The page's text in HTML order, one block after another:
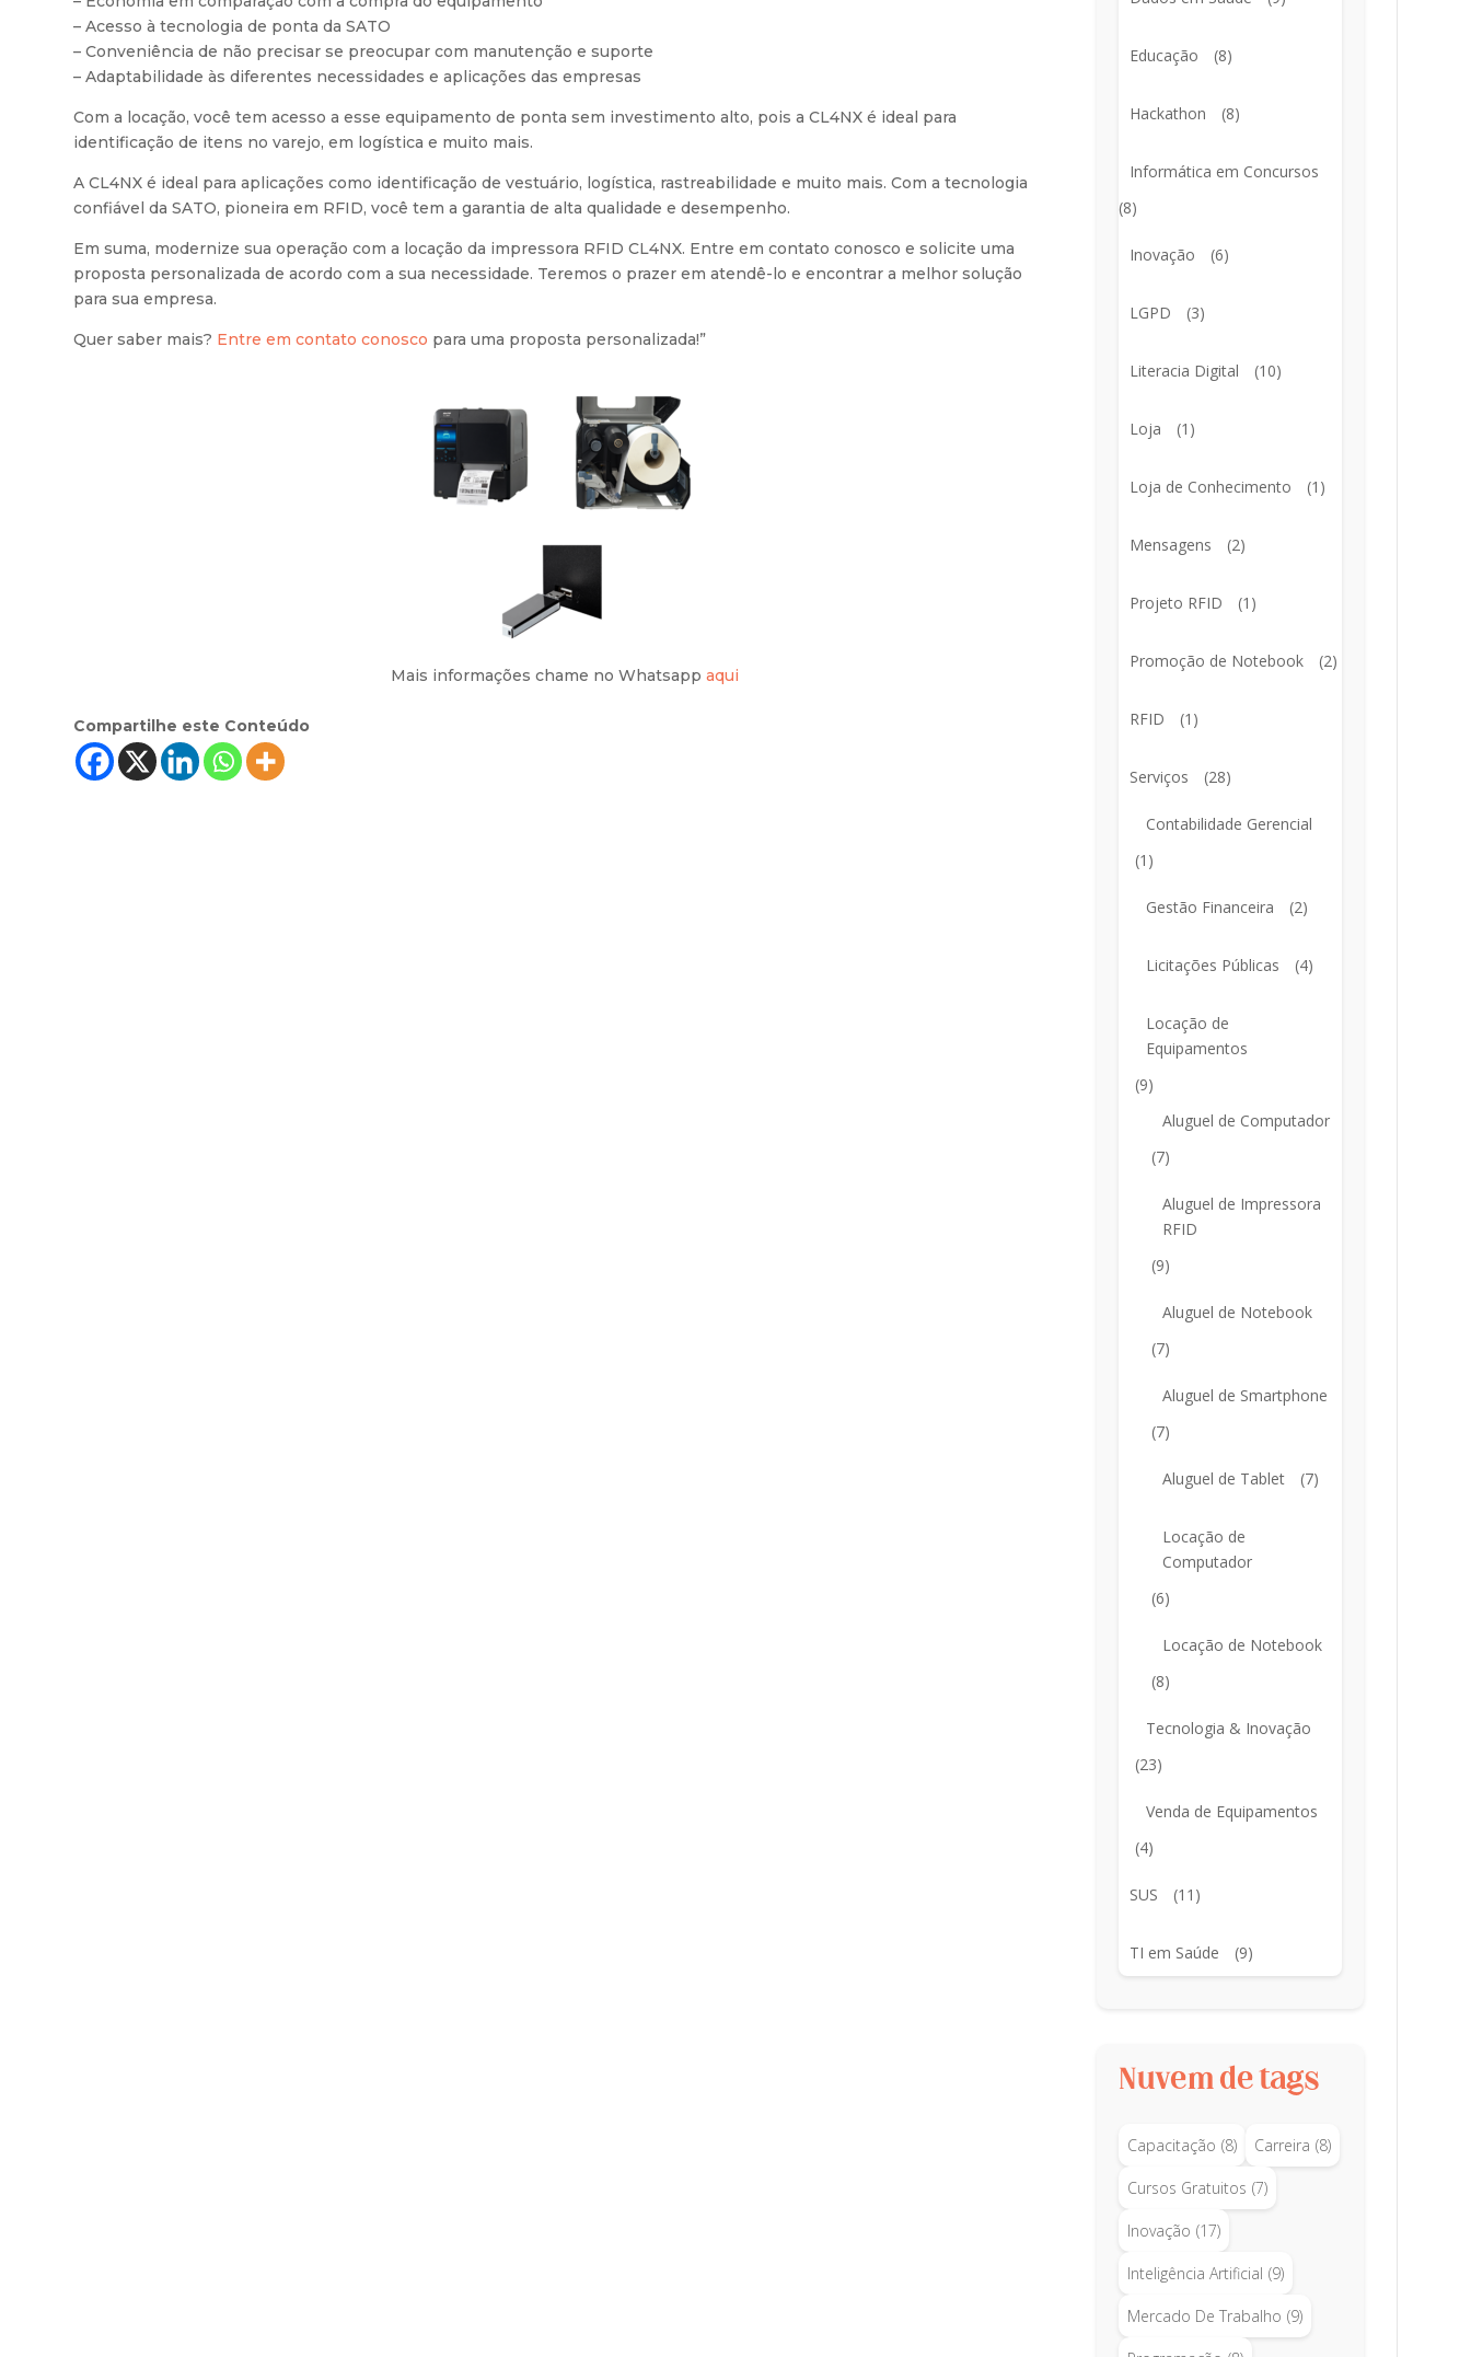
– Acesso à tecnologia de ponta da SATO
– Conveniência de não precisar se preocupar com manutenção e suporte
– Adaptabilidade às diferentes necessidades e aplicações das empresas
Com a locação, você tem acesso a esse equipamento de ponta sem investimento alto, pois a CL4NX é ideal para
identificação de itens no varejo, em logística e muito mais.
A CL4NX é ideal para aplicações como identificação de vestuário, logística, rastreabilidade e muito mais. Com a tecnologia
confiável da SATO, pioneira em RFID, você tem a garantia de alta qualidade e desempenho.
Em suma, modernize sua operação com a locação da impressora RFID CL4NX. Entre em contato conosco e solicite uma
proposta personalizada de acordo com a sua necessidade. Teremos o prazer em atendê-lo e encontrar a melhor solução
para sua empresa.
Quer saber mais? Entre em contato conosco para uma proposta personalizada!”
Mais informações chame no Whatsappaqui
Compartilhe este Conteúdo
Educação (8)
Hackathon (8)
Informática em Concursos
(8)
Inovação (6)
LGPD (3)
Literacia Digital (10)
Loja (1)
Loja de Conhecimento (1)
Mensagens (2)
Projeto RFID (1)
Promoção de Notebook (2)
RFID (1)
Serviços (28)
Contabilidade Gerencial
(1)
Gestão Financeira (2)
Licitações Públicas (4)
Locação de
Equipamentos
(9)
Aluguel de Computador
(7)
Aluguel de Impressora
RFID
(9)
Aluguel de Notebook
(7)
Aluguel de Smartphone
(7)
Aluguel de Tablet (7)
Locação de
Computador
(6)
Locação de Notebook
(8)
Tecnologia & Inovação
(23)
Venda de Equipamentos
(4)
SUS (11)
TI em Saúde (9)
Nuvem de tags
Capacitação (8) Carreira (8)
Cursos Gratuitos (7)
Inovação (17)
Inteligência Artificial (9)
Mercado De Trabalho (9)